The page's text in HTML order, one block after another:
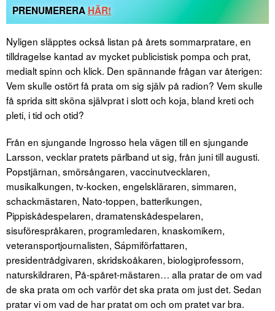
PRENUMERERA HÄR!
Nyligen släpptes också listan på årets sommarpratare, en
tilldragelse kantad av mycket publicistisk pompa och prat,
medialt spinn och klick. Den spännande frågan var återigen:
Vem skulle ostört få prata om sig själv på radion? Vem skulle
få sprida sitt sköna självprat i slott och koja, bland kreti och
pleti, i tid och otid?
Från en sjungande Ingrosso hela vägen till en sjungande
Larsson, vecklar pratets pärlband ut sig, från juni till augusti.
Popstjärnan, smörsångaren, vaccinutvecklaren,
musikalkungen, tv-kocken, engelskläraren, simmaren,
schackmästaren, Nato-toppen, batterikungen,
Pippiskådespelaren, dramatenskådespelaren,
sisuförespråkaren, programledaren, knaskomikern,
veteransportjournalisten, Sápmiförfattaren,
presidentrådgivaren, skridskoåkaren, biologiprofessorn,
naturskildraren, På-spåret-mästaren… alla pratar de om vad
de ska prata om och varför det ska prata om just det. Sedan
pratar vi om vad de har pratat om och om pratet var bra.